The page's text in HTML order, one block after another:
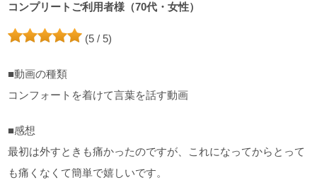
コンプリートご利用者様（70代・女性）
(5 / 5)
■動画の種類
コンフォートを着けて言葉を話す動画
■感想
最初は外すときも痛かったのですが、これになってからとって
も痛くなくて簡単で嬉しいです。